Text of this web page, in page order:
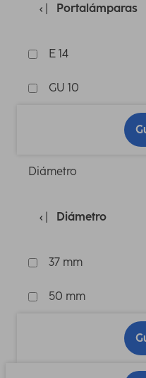
Portalámparas
E 14
GU 10
Diámetro
Diámetro
37 mm
50 mm